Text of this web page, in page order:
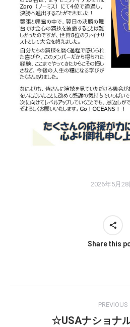
2026年5月28
Share this
navigation
PREVIOUS
☆USAナショナ